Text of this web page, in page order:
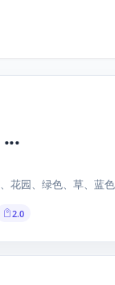
花园、绿色、草、蓝
2.0